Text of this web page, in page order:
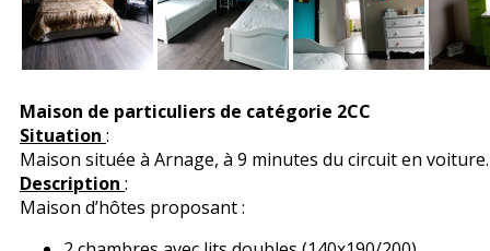
Maison de particuliers de catégorie 2CC
Situation :
Maison située à Arnage, à 9 minutes du circuit en voiture.
Description :
Maison d’hôtes proposant :